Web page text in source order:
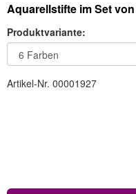
Aquarellstifte im Set
Produktvariante:
Artikel-Nr. 00001927